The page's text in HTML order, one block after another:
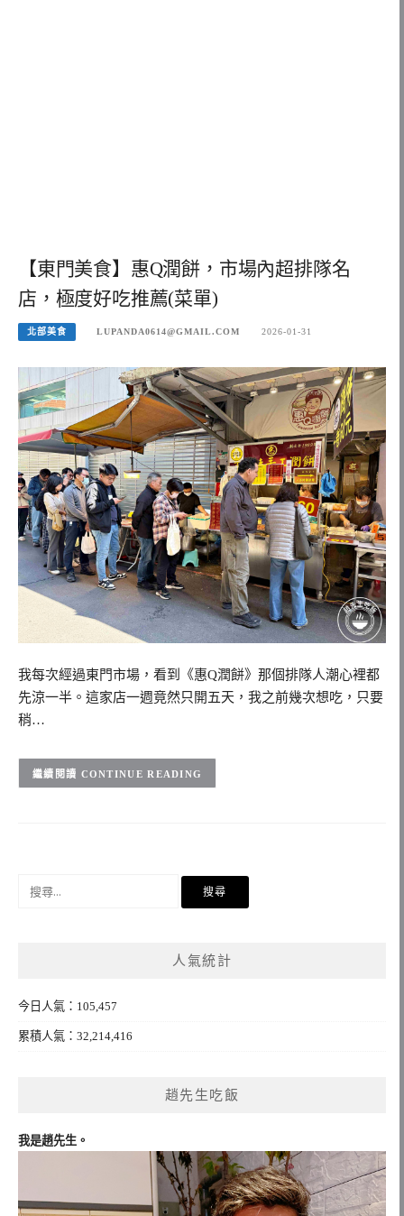
【東門美食】惠Q潤餅，市場內超排隊名
店，極度好吃推薦(菜單)
北部美食 LUPANDA0614@GMAIL.COM 2026-01-31
我每次經過東門市場，看到《惠Q潤餅》那個排隊人潮心裡都
先涼一半。這家店一週竟然只開五天，我之前幾次想吃，只要
稍…
CONTINUE READING
人氣統計
今日人氣：105,457
累積人氣：32,214,416
趙先生吃飯
我是趙先生。